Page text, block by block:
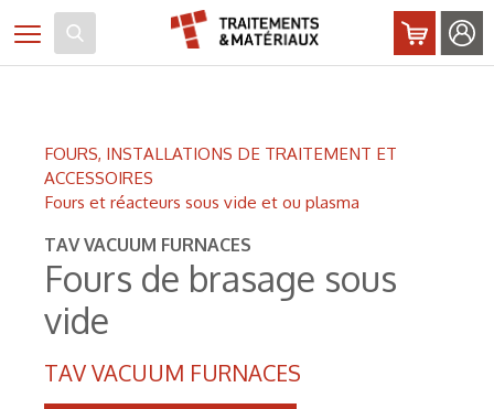
Toggle navigation
FOURS, INSTALLATIONS DE TRAITEMENT ET
ACCESSOIRES
Fours et réacteurs sous vide et ou plasma
TAV VACUUM FURNACES
Fours de brasage sous
vide
TAV VACUUM FURNACES
Panneau de gestion des cookies